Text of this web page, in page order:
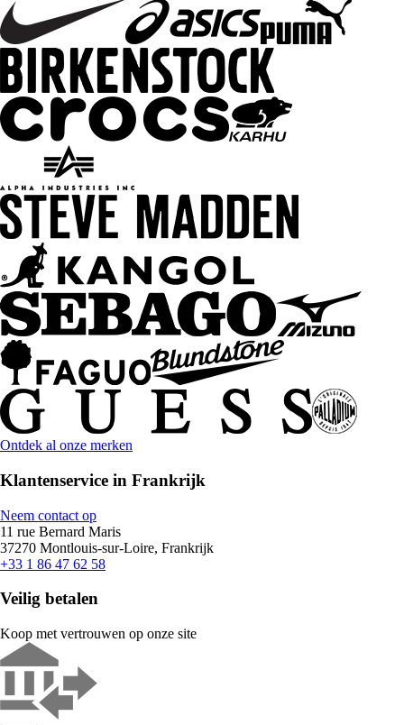
Ontdek al onze merken
Klantenservice in Frankrijk
Neem contact op
11 rue Bernard Maris
37270 Montlouis-sur-Loire, Frankrijk
+33 1 86 47 62 58
Veilig betalen
Koop met vertrouwen op onze site